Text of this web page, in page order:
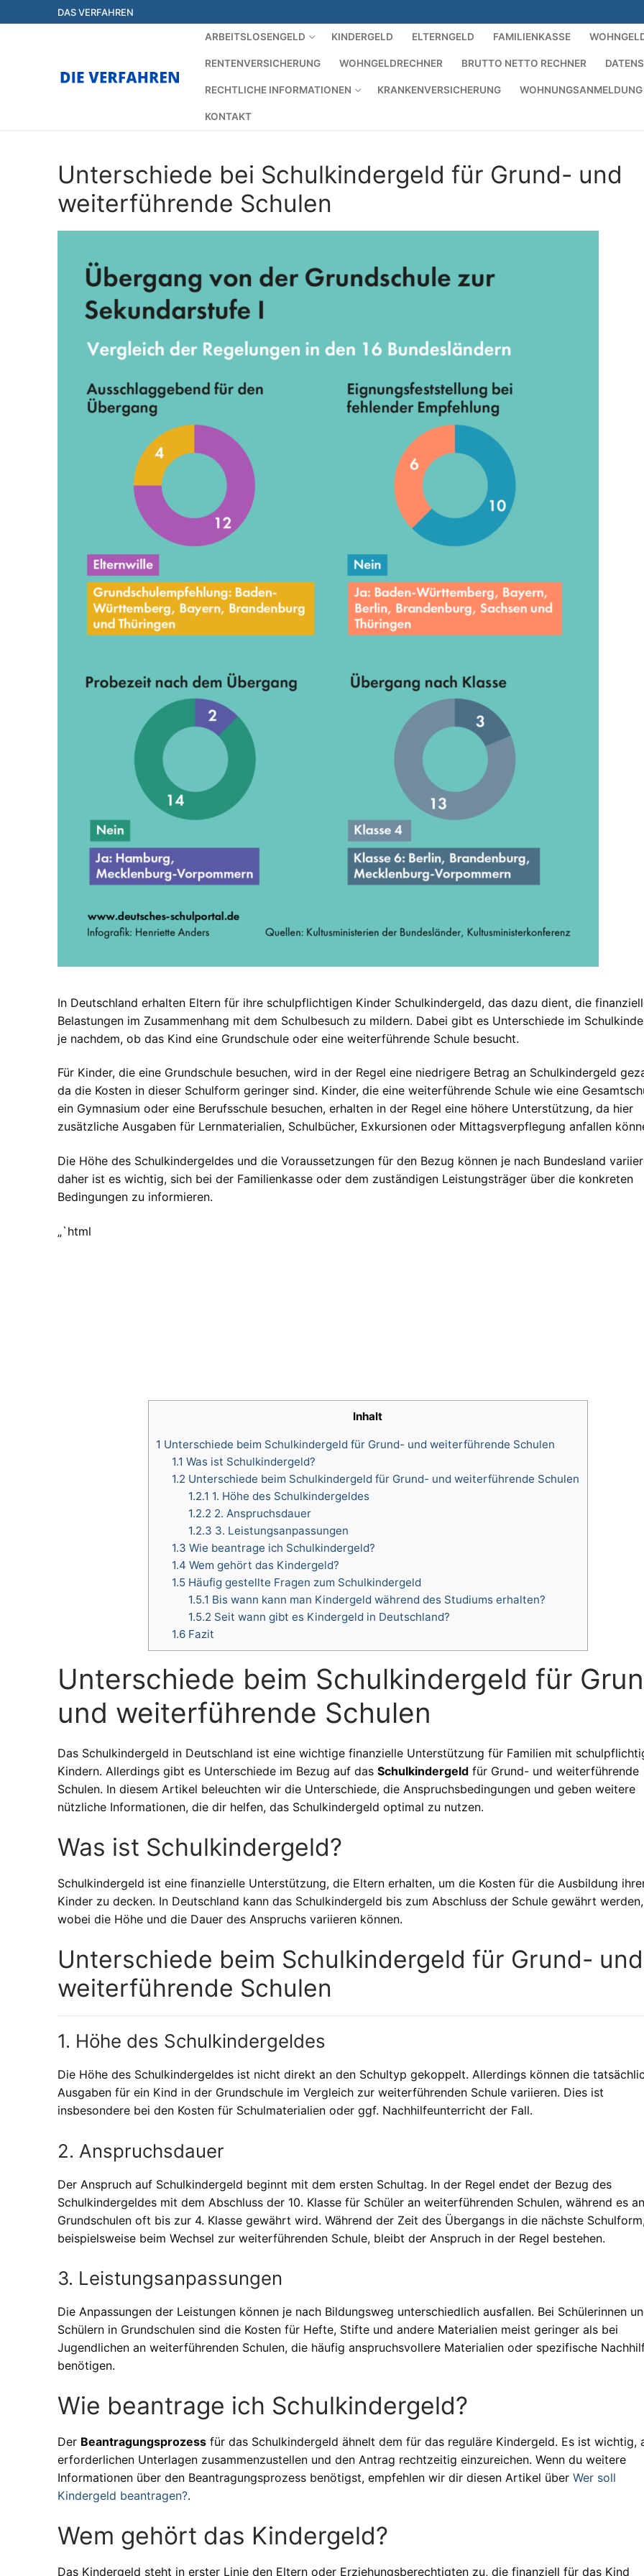
Inhalt
DAS VERFAHREN
ARBEITSLOSENGELD KINDERGELD ELTERNGELD FAMILIENKASSE
RENTENVERSICHERUNG WOHNGELDRECHNER BRUTTO NETTO RECHNER
RECHTLICHE INFORMATIONEN KRANKENVERSICHERUNG WOHNUNGSANMELDUNG
KONTAKT
Unterschiede bei Schulkindergeld für Grund- und
weiterführende Schulen
In Deutschland erhalten Eltern für ihre schulpflichtigen Kinder Schulkindergeld, das dazu dient, die
Belastungen im Zusammenhang mit dem Schulbesuch zu mildern. Dabei gibt es Unterschiede im
je nachdem, ob das Kind eine Grundschule oder eine weiterführende Schule besucht.
Für Kinder, die eine Grundschule besuchen, wird in der Regel eine niedrigere Betrag an Schulkindergeld
da die Kosten in dieser Schulform geringer sind. Kinder, die eine weiterführende Schule wie eine
ein Gymnasium oder eine Berufsschule besuchen, erhalten in der Regel eine höhere Unterstützung, da hier
zusätzliche Ausgaben für Lernmaterialien, Schulbücher, Exkursionen oder Mittagsverpflegung anfallen
Die Höhe des Schulkindergeldes und die Voraussetzungen für den Bezug können je nach Bundesland
daher ist es wichtig, sich bei der Familienkasse oder dem zuständigen Leistungsträger über die konkreten
Bedingungen zu informieren.
„`html
Inhalt
1 Unterschiede beim Schulkindergeld für Grund- und weiterführende Schulen
1.1 Was ist Schulkindergeld?
1.2 Unterschiede beim Schulkindergeld für Grund- und weiterführende Schulen
1.2.1 1. Höhe des Schulkindergeldes
1.2.2 2. Anspruchsdauer
1.2.3 3. Leistungsanpassungen
1.3 Wie beantrage ich Schulkindergeld?
1.4 Wem gehört das Kindergeld?
1.5 Häufig gestellte Fragen zum Schulkindergeld
1.5.1 Bis wann kann man Kindergeld während des Studiums erhalten?
1.5.2 Seit wann gibt es Kindergeld in Deutschland?
1.6 Fazit
Unterschiede beim Schulkindergeld für
und weiterführende Schulen
Das Schulkindergeld in Deutschland ist eine wichtige finanzielle Unterstützung für Familien mit
Kindern. Allerdings gibt es Unterschiede im Bezug auf das Schulkindergeld für Grund- und weiterführende
Schulen. In diesem Artikel beleuchten wir die Unterschiede, die Anspruchsbedingungen und geben weitere
nützliche Informationen, die dir helfen, das Schulkindergeld optimal zu nutzen.
Was ist Schulkindergeld?
Schulkindergeld ist eine finanzielle Unterstützung, die Eltern erhalten, um die Kosten für die Ausbildung
Kinder zu decken. In Deutschland kann das Schulkindergeld bis zum Abschluss der Schule gewährt werden,
wobei die Höhe und die Dauer des Anspruchs variieren können.
Unterschiede beim Schulkindergeld für Grund- und
weiterführende Schulen
1. Höhe des Schulkindergeldes
Die Höhe des Schulkindergeldes ist nicht direkt an den Schultyp gekoppelt. Allerdings können die
Ausgaben für ein Kind in der Grundschule im Vergleich zur weiterführenden Schule variieren. Dies ist
insbesondere bei den Kosten für Schulmaterialien oder ggf. Nachhilfeunterricht der Fall.
2. Anspruchsdauer
Der Anspruch auf Schulkindergeld beginnt mit dem ersten Schultag. In der Regel endet der Bezug des
Schulkindergeldes mit dem Abschluss der 10. Klasse für Schüler an weiterführenden Schulen, während es an
Grundschulen oft bis zur 4. Klasse gewährt wird. Während der Zeit des Übergangs in die nächste
beispielsweise beim Wechsel zur weiterführenden Schule, bleibt der Anspruch in der Regel bestehen.
3. Leistungsanpassungen
Die Anpassungen der Leistungen können je nach Bildungsweg unterschiedlich ausfallen. Bei Schülerinnen
Schülern in Grundschulen sind die Kosten für Hefte, Stifte und andere Materialien meist geringer als bei
Jugendlichen an weiterführenden Schulen, die häufig anspruchsvollere Materialien oder spezifische
benötigen.
Wie beantrage ich Schulkindergeld?
Der Beantragungsprozess für das Schulkindergeld ähnelt dem für das reguläre Kindergeld. Es ist wichtig,
erforderlichen Unterlagen zusammenzustellen und den Antrag rechtzeitig einzureichen. Wenn du weitere
Informationen über den Beantragungsprozess benötigst, empfehlen wir dir diesen Artikel über Wer soll
Kindergeld beantragen?.
Wem gehört das Kindergeld?
Das Kindergeld steht in erster Linie den Eltern oder Erziehungsberechtigten zu, die finanziell für das Kind